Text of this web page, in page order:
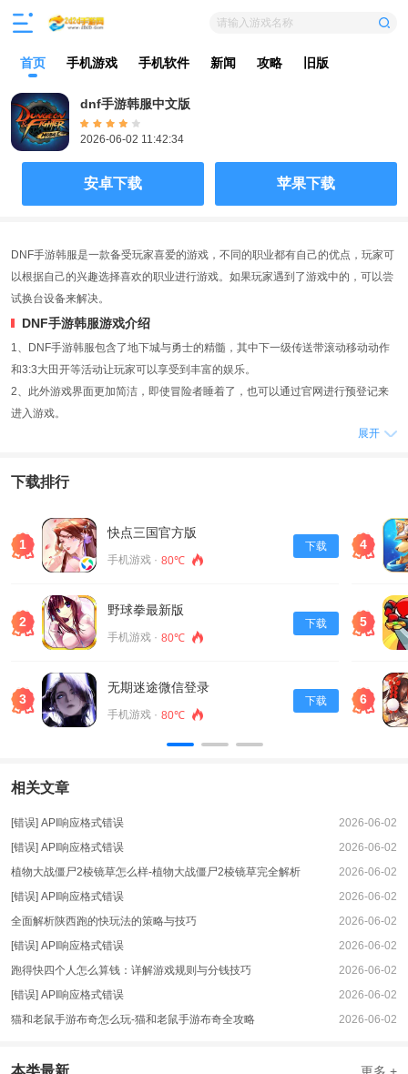
请输入游戏名称
首页 手机游戏 手机软件 新闻 攻略 旧版
dnf手游韩服中文版
2026-06-02 11:42:34
安卓下载 苹果下载
DNF手游韩服是一款备受玩家喜爱的游戏，不同的职业都有自己的优点，玩家可
以根据自己的兴趣选择喜欢的职业进行游戏。如果玩家遇到了游戏中的，可以尝
试换台设备来解决。
DNF手游韩服游戏介绍
1、DNF手游韩服包含了地下城与勇士的精髓，其中下一级传送带滚动移动动作
和3:3大田开等活动让玩家可以享受到丰富的娱乐。
2、此外游戏界面更加简洁，即使冒险者睡着了，也可以通过官网进行预登记来
进入游戏。
业。
1、对于一些错误，玩家可以进入官网来寻求解决方案。
2、不同的职业也有自己的特点，例如物理型职业可以在自由竞技场中体验伟大
的战斗，而魔法职业则不能佩戴骨戒，需要注意。
3、对于元素、魔道、气功等职业，因为没有玩过，无法给出关键性的建议。
游戏特点
1、游戏中还有一些新增的内容，例如易于开发子角色、新增探险区等。
和各类技能，可以让玩家体验到极限动作。
3、最后，DNF手游韩服是一款正版授权的2D横版格斗手游，地下城与勇士M韩
服已正式上线开服，玩家可以下载40912MB的游戏数据来进入游戏。
展开
下载排行
1
快点三国官方版
手机游戏 · 80℃
下载
2
野球拳最新版
手机游戏 · 80℃
下载
3
无期迷途微信登录
手机游戏 · 80℃
下载
4
5
6
相关文章
[错误] API响应格式错误
2026-06-02
[错误] API响应格式错误
2026-06-02
植物大战僵尸2棱镜草怎么样-植物大战僵尸2棱镜草完全解析
2026-06-02
[错误] API响应格式错误
2026-06-02
全面解析陕西跑的快玩法的策略与技巧
2026-06-02
[错误] API响应格式错误
2026-06-02
跑得快四个人怎么算钱：详解游戏规则与分钱技巧
2026-06-02
[错误] API响应格式错误
2026-06-02
猫和老鼠手游布奇怎么玩-猫和老鼠手游布奇全攻略
2026-06-02
本类最新